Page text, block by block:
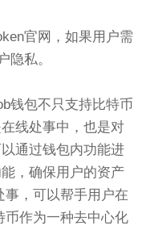
官网，如果用户需
隐私。
钱包不只支持比特币
线处事中，也是对
通过钱包内功能进
，确保用户的资产
，可以帮手用户在
币作为一种去中心化